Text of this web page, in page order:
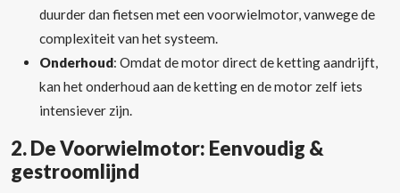
duurder dan fietsen met een voorwielmotor, vanwege de
complexiteit van het systeem.
Onderhoud: Omdat de motor direct de ketting aandrijft,
kan het onderhoud aan de ketting en de motor zelf iets
intensiever zijn.
2.De Voorwielmotor: Eenvoudig &
gestroomlijnd